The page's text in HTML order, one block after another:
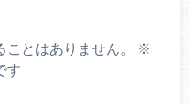
とはありません。
※
す